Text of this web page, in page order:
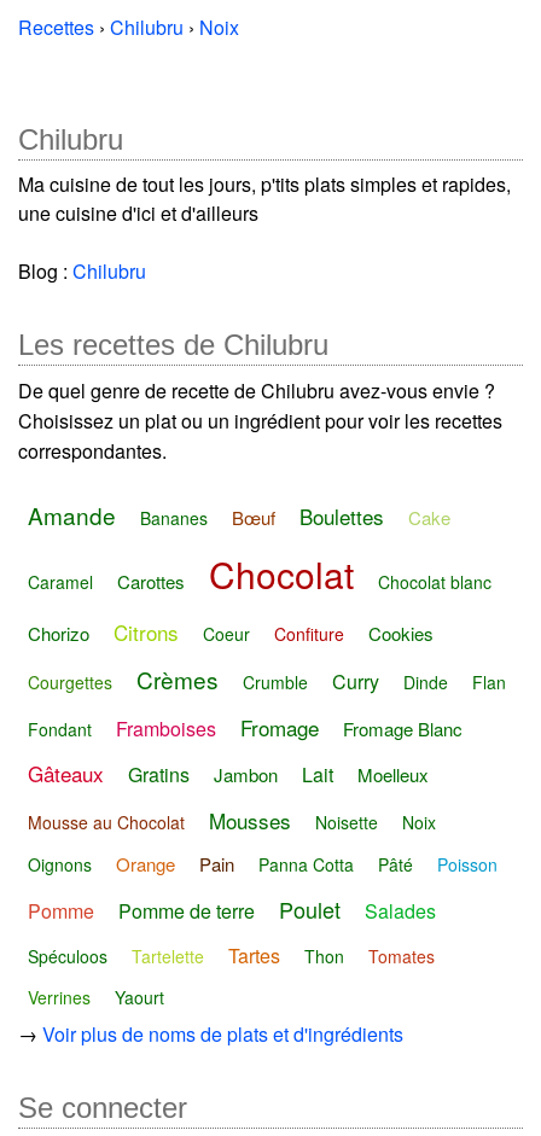
Recettes › Chilubru › Noix
Chilubru
Ma cuisine de tout les jours, p'tits plats simples et rapides,
une cuisine d'ici et d'ailleurs
Blog : Chilubru
Les recettes de Chilubru
De quel genre de recette de Chilubru avez-vous envie ?
Choisissez un plat ou un ingrédient pour voir les recettes
correspondantes.
Amande Bananes Bœuf Boulettes Cake
Caramel Carottes Chocolat Chocolat blanc
Chorizo Citrons Coeur Confiture Cookies
Courgettes Crèmes Crumble Curry Dinde
Flan
Fondant
Framboises Fromage Fromage Blanc
Gâteaux Gratins Jambon Lait Moelleux
Mousse au Chocolat Mousses Noisette
Noix
Oignons
Orange Pain Panna Cotta Pâté Poisson
Pomme Pomme de terre Poulet Salades
Spéculoos Tartelette Tartes Thon
Tomates
Verrines
Yaourt
→ Voir plus de noms de plats et d'ingrédients
Se connecter